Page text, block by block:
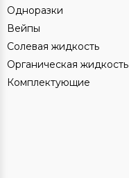
Одноразки
Вейпы
Солевая жидкость
Органическая жидкость
Комплектующие